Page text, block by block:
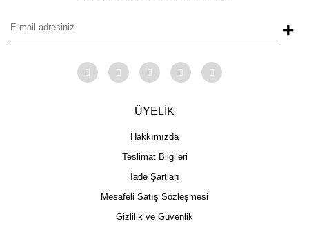
+
ÜYELİK
Hakkımızda
Teslimat Bilgileri
İade Şartları
Mesafeli Satış Sözleşmesi
Gizlilik ve Güvenlik